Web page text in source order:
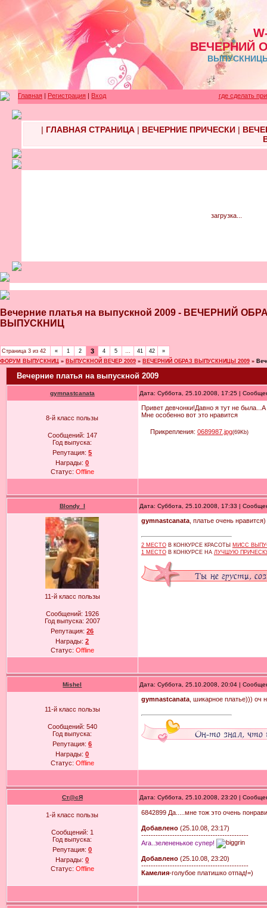
ВЕЧЕРНИЙ
Главная | Регистрация | Вход где сделать
| ГЛАВНАЯ СТРАНИЦА| ВЕЧЕРНИЕ ПРИЧЕСКИ|
загрузка...
Вечерние платья на выпускной 2009 - ВЕЧЕРНИЙ
ВЫПУСКНИЦ
Страница 3 из 42 « 1 2 3 4 5 … 41 42
»
ФОРУМ ВЫПУСКНИЦ » ВЫПУСКНОЙ ВЕЧЕР 2009 » ВЕЧЕРНИЙ ОБРАЗ ВЫПУСКНИЦЫ 2009 »
Вечерние платья на выпускной 2009
gymnastcanata Дата: Суббота, 25.10.2008, 17:25 |
8-й класс пользы
Сообщений: 147
Год выпуска:
Репутация:5
Награды:0
Статус: Offline
Привет девчонки!Давно я тут не
Мне особенно вот это нравится
Прикрепления: 0689987.jpg(69Kb)
Blondy_l Дата: Суббота, 25.10.2008, 17:33 |
11-й класс пользы
Сообщений: 1926
Год выпуска: 2007
Репутация:26
Награды:2
Статус: Offline
gymnastcanata, платье очень
2 МЕСТОВ КОНКУРСЕ КРАСОТЫ МИСС
1 МЕСТОВ КОНКУРСЕ НА ЛУЧШУЮ
Mishel Дата: Суббота, 25.10.2008, 20:04 |
11-й класс пользы
Сообщений: 540
Год выпуска:
Репутация:6
Награды:0
Статус: Offline
gymnastcanata, шикарное платье))) оч
Ст@cЯ Дата: Суббота, 25.10.2008, 23:20 |
1-й класс пользы
Сообщений: 1
Год выпуска:
Репутация:0
Награды:0
Статус: Offline
6842899 Да.....мне тож это очень
Добавлено(25.10.08, 23:17)
---------------------------------------------
Ага..зелененькое супер!
Добавлено(25.10.08, 23:20)
---------------------------------------------
Камелия-голубое платишко отпад!=)